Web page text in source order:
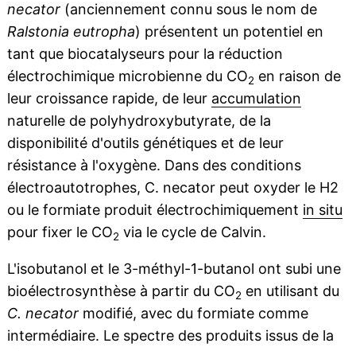
necator(anciennement connu sous le nom de
Ralstonia eutropha) présentent un potentiel en
tant que biocatalyseurs pour la réduction
électrochimique microbienne du CO2 en raison de
leur croissance rapide, de leur accumulation
naturelle de polyhydroxybutyrate, de la
disponibilité d'outils génétiques et de leur
résistance à l'oxygène. Dans des conditions
électroautotrophes, C. necator peut oxyder le H2
ou le formiate produit électrochimiquement in situ
pour fixer le CO2 via le cycle de Calvin.
L'isobutanol et le 3-méthyl-1-butanol ont subi une
bioélectrosynthèse à partir du CO2 en utilisant du
C. necatormodifié, avec du formiate comme
intermédiaire. Le spectre des produits issus de la